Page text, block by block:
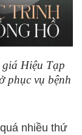
Hiệu Tạp
phục vụ bệnh
nhiều thứ